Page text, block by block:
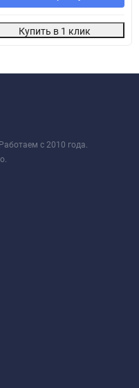
Купить в 1 клик
с 2010 года.